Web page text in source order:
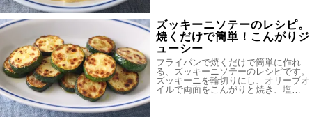
ズッキーニソテーのレシピ。
焼くだけで簡単！こんがりジ
ューシー
フライパンで焼くだけで簡単に作れ
る、ズッキーニソテーのレシピです。
ズッキーニを輪切りにし、オリーブオ
イルで両面をこんがりと焼き、塩…